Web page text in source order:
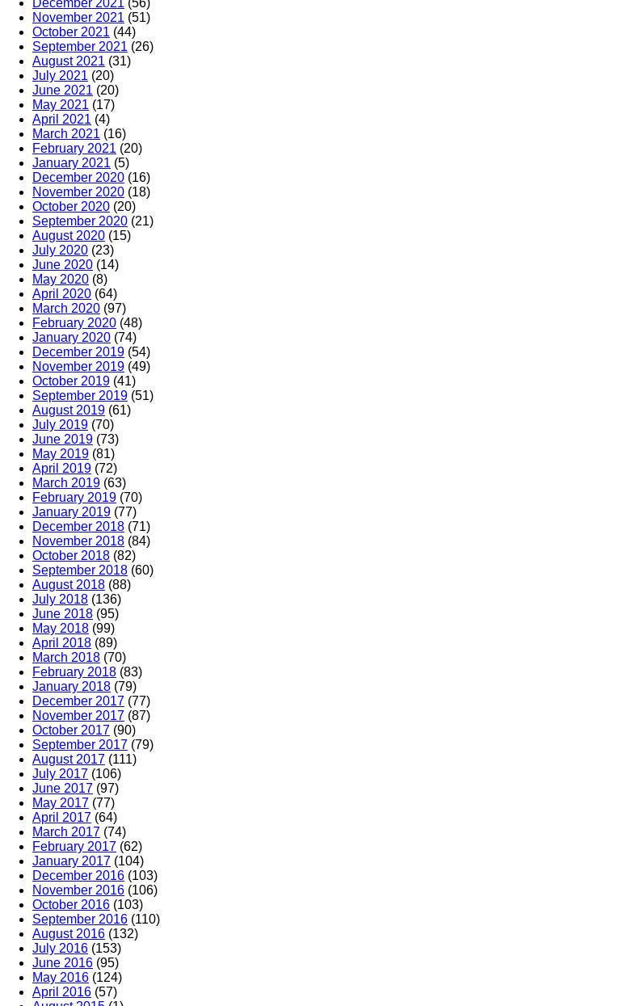
November 2021 (51)
October 2021 (44)
September 2021 (26)
August 2021 (31)
July 2021 (20)
June 2021 (20)
May 2021 (17)
April 2021 (4)
March 2021 (16)
February 2021 (20)
January 2021 (5)
December 2020 (16)
November 2020 (18)
October 2020 (20)
September 2020 (21)
August 2020 (15)
July 2020 (23)
June 2020 (14)
May 2020 (8)
April 2020 (64)
March 2020 (97)
February 2020 (48)
January 2020 (74)
December 2019 (54)
November 2019 (49)
October 2019 (41)
September 2019 (51)
August 2019 (61)
July 2019 (70)
June 2019 (73)
May 2019 (81)
April 2019 (72)
March 2019 (63)
February 2019 (70)
January 2019 (77)
December 2018 (71)
November 2018 (84)
October 2018 (82)
September 2018 (60)
August 2018 (88)
July 2018 (136)
June 2018 (95)
May 2018 (99)
April 2018 (89)
March 2018 (70)
February 2018 (83)
January 2018 (79)
December 2017 (77)
November 2017 (87)
October 2017 (90)
September 2017 (79)
August 2017 (111)
July 2017 (106)
June 2017 (97)
May 2017 (77)
April 2017 (64)
March 2017 (74)
February 2017 (62)
January 2017 (104)
December 2016 (103)
November 2016 (106)
October 2016 (103)
September 2016 (110)
August 2016 (132)
July 2016 (153)
June 2016 (95)
May 2016 (124)
April 2016 (57)